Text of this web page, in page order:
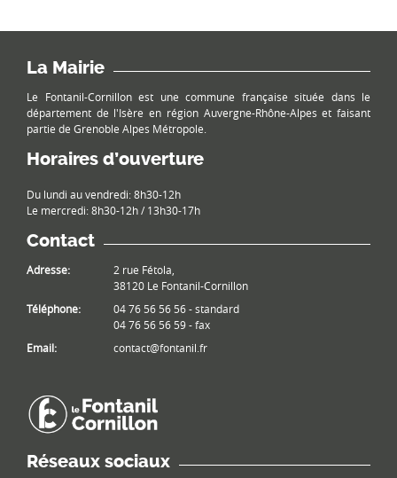
La Mairie
Le Fontanil-Cornillon est une commune française située dans le
département de l'Isère en région Auvergne-Rhône-Alpes et faisant
partie de Grenoble Alpes Métropole.
Horaires d’ouverture
Du lundi au vendredi: 8h30-12h
Le mercredi: 8h30-12h / 13h30-17h
Contact
Adresse:
2 rue Fétola,
38120 Le Fontanil-Cornillon
Téléphone:
04 76 56 56 56 - standard
04 76 56 56 59 - fax
Email:
contact@fontanil.fr
Réseaux sociaux